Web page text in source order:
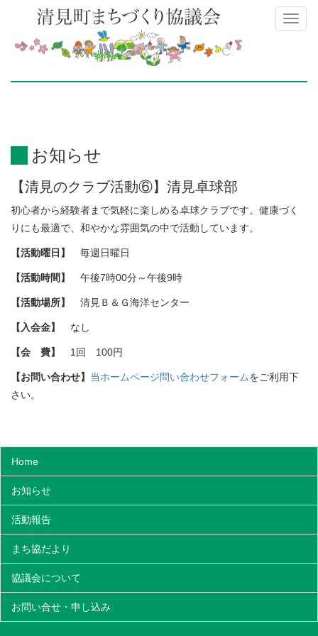
お知らせ
【清見のクラブ活動⑥】清見卓球部
初心者から経験者まで気軽に楽しめる卓球クラブです。健康づく
りにも最適で、和やかな雰囲気の中で活動しています。
【活動曜日】 毎週日曜日
【活動時間】 午後7時00分～午後9時
【活動場所】 清見Ｂ＆Ｇ海洋センター
【入会金】 なし
【会 費】 1回 100円
【お問い合わせ】 当ホームページ問い合わせフォームをご利用下
さい。
Home
お知らせ
活動報告
まち協だより
協議会について
お問い合せ・申し込み